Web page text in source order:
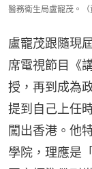
醫務衛生局盧寵茂。（
盧寵茂跟隨現
席電視節目《
授，再到成為
提到自己上任
闖出香港。他
學院，理應是